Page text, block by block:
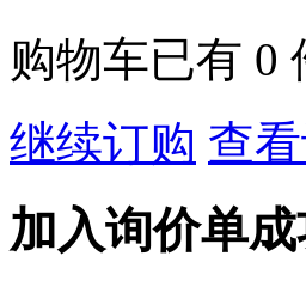
购物车已有 0
继续订购 查
加入询价单成